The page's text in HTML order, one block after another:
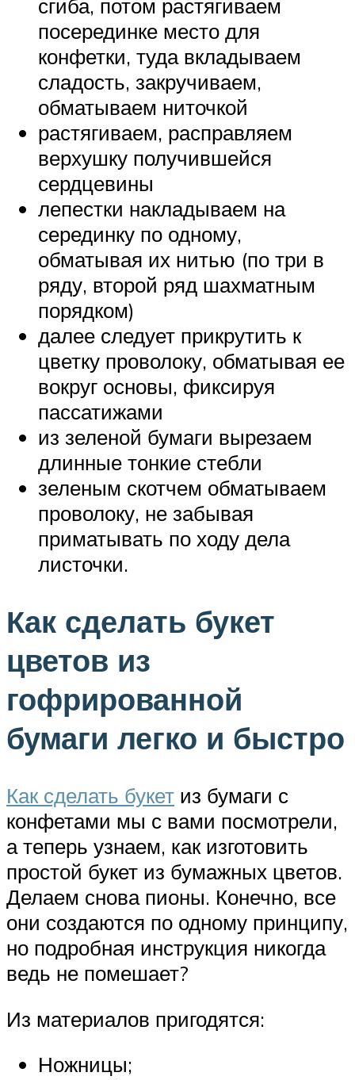
сгиба, потом растягиваем
посерединке место для
конфетки, туда вкладываем
сладость, закручиваем,
обматываем ниточкой
растягиваем, расправляем
верхушку получившейся
сердцевины
лепестки накладываем на
серединку по одному,
обматывая их нитью (по три в
ряду, второй ряд шахматным
порядком)
далее следует прикрутить к
цветку проволоку, обматывая ее
вокруг основы, фиксируя
пассатижами
из зеленой бумаги вырезаем
длинные тонкие стебли
зеленым скотчем обматываем
проволоку, не забывая
приматывать по ходу дела
листочки.
Как сделать букет
цветов из
гофрированной
бумаги легко и быстро
Как сделать букет из бумаги с
конфетами мы с вами посмотрели,
а теперь узнаем, как изготовить
простой букет из бумажных цветов.
Делаем снова пионы. Конечно, все
они создаются по одному принципу,
но подробная инструкция никогда
ведь не помешает?
Из материалов пригодятся:
Ножницы;